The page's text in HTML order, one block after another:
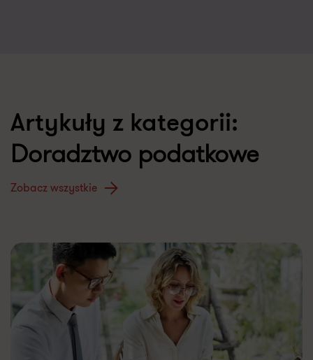
Artykuły z kategorii:
Doradztwo podatkowe
Zobacz wszystkie